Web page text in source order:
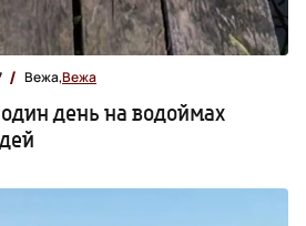
Вежа,Вежа
день на водоймах